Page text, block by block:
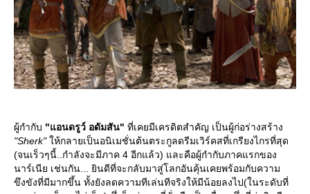
ผู้กำกับ "แอนดรูว์ อดัมสัน" ที่เคยมีเครดิตสำคัญ เป็นผู้ก่อร่างสร้าง
"Sherk"ห้กลายเป็นอนิเมชั่นต้นตระกูลดรีมเวิร์คสที่เกรียงไกรที่สุด
(จนเร็วๆนี้..กำลังจะมีภาค 4 อีกแล้ว) และคือผู้กำกับภาคแรกของ
นาร์เนีย เช่นกัน... ยินดีที่จะกลับมาสู่โลกอันคุ้นเคยพร้อมกับความ
ขึงขังที่มีมากขึ้น ทั้งยังลดความทีเล่นทีจริงให้มีน้อยลงไป(ในระดับที่